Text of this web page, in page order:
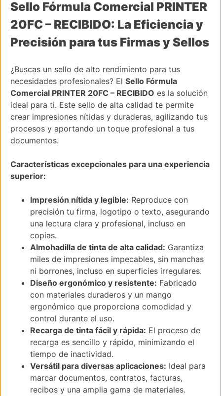
Sello Fórmula Comercial PRINTER
20FC – RECIBIDO: La Eficiencia y
Precisión para tus Firmas y Sellos
¿Buscas un sello de alto rendimiento para tus
necesidades profesionales? El Sello Fórmula
Comercial PRINTER 20FC – RECIBIDO es la solución
ideal para ti. Este sello de alta calidad te permite
crear impresiones nítidas y duraderas, agilizando tus
procesos y aportando un toque profesional a tus
documentos.
Características excepcionales para una experiencia
superior:
Impresión nítida y legible: Reproduce con
precisión tu firma, logotipo o texto, asegurando
una lectura clara y profesional, incluso en
copias.
Almohadilla de tinta de alta calidad: Garantiza
miles de impresiones impecables, sin manchas
ni borrones, incluso en superficies irregulares.
Diseño ergonómico y resistente: Fabricado
con materiales duraderos y un mango
ergonómico que proporciona comodidad y
control durante el uso.
Recarga de tinta fácil y rápida: El proceso de
recarga es sencillo y rápido, minimizando el
tiempo de inactividad.
Versátil para diversas aplicaciones: Ideal para
marcar documentos, contratos, facturas,
recibos y una amplia gama de materiales.